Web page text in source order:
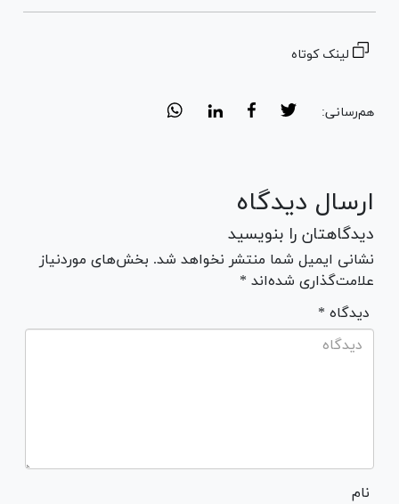
لینک کوتاه
هم‌رسانی:
ارسال دیدگاه
دیدگاهتان را بنویسید
نشانی ایمیل شما منتشر نخواهد شد. بخش‌های موردنیاز
علامت‌گذاری شده‌اند *
* دیدگاه
نام